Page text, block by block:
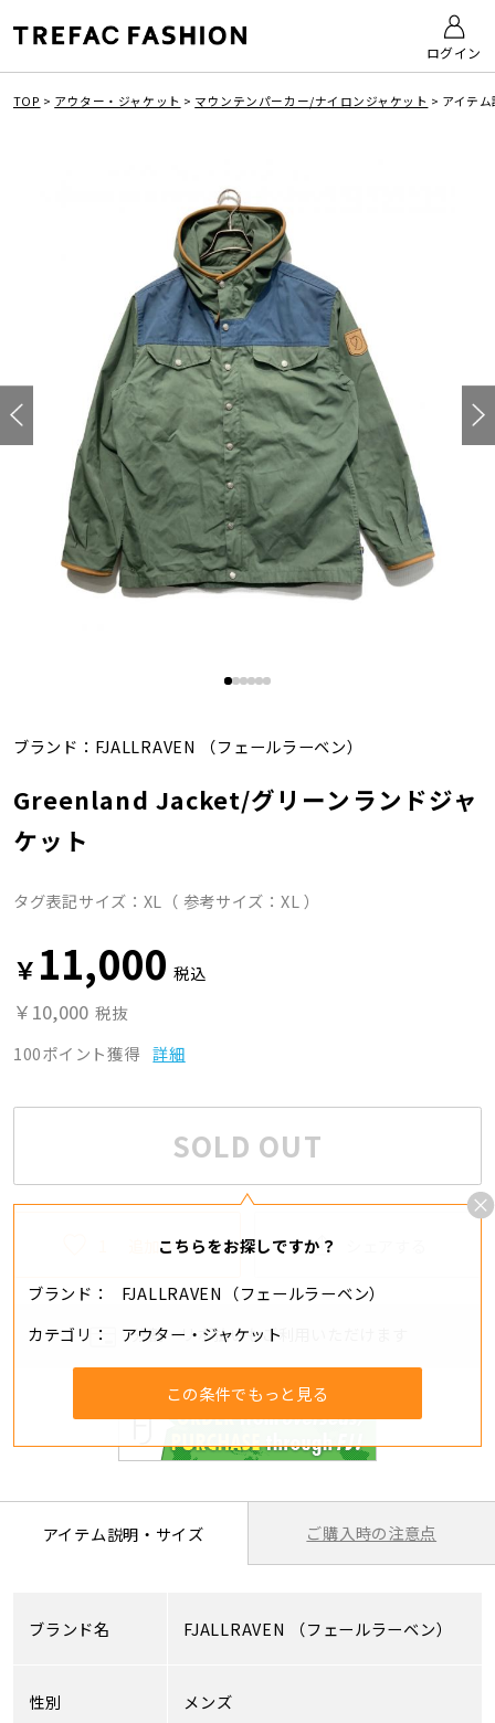
ログイン
TOP > アウター・ジャケット > マウンテンパーカー/ナイロンジャケット > アイテ
ブランド： FJALLRAVEN （フェールラーベン）
Greenland Jacket/グリーンランドジャ
ケット
タグ表記サイズ：XL（ 参考サイズ：XL ）
￥ 11,000 税込
￥10,000 税抜
100ポイント獲得 詳細
SOLD OUT
こちらをお探しですか？
ブランド
FJALLRAVEN（フェールラーベン）
カテゴリ
アウター・ジャケット
この条件でもっと見る
追加する
分割・リボ払いもご利用いただけます
アイテム説明・サイズ ご購入時の注意点
ブランド名 FJALLRAVEN （フェールラーベン）
性別 メンズ